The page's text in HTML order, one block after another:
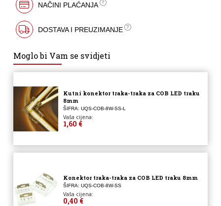
NAČINI PLAĆANJA
DOSTAVA I PREUZIMANJE
Moglo bi Vam se svidjeti
Kutni konektor traka-traka za COB LED traku
8mm
ŠIFRA: UQS-COB-8W-SS-L
Vaša cijena:
1,60 €
Konektor traka-traka za COB LED traku 8mm
ŠIFRA: UQS-COB-8W-SS
Vaša cijena:
0,40 €